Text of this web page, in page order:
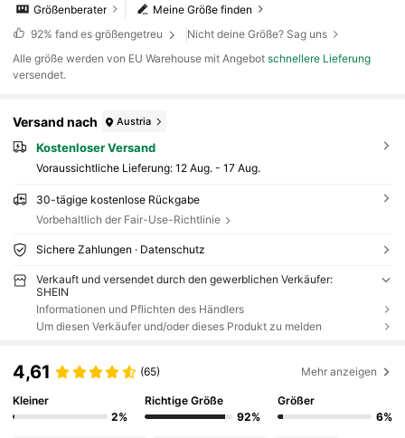
Meine Größe finden
Größenberater
92% fand es größengetreu
Nicht deine Größe? Sag uns
Alle größe werden von EU Warehouse mit Angebotschnellere Lieferung
versendet.
Versand nach Austria
Kostenloser Versand
Voraussichtliche Lieferung: 12 Aug. - 17 Aug.
30-tägige kostenlose Rückgabe
Vorbehaltlich der Fair-Use-Richtlinie
Sichere Zahlungen · Datenschutz
Verkauft und versendet durch den gewerblichen Verkäufer:
SHEIN
Informationen und Pflichten des Händlers
Um diesen Verkäufer und/oder dieses Produkt zu melden
4,61 (65) Mehr anzeigen
Kleiner
2%
Richtige Größe
92%
Größer
6%